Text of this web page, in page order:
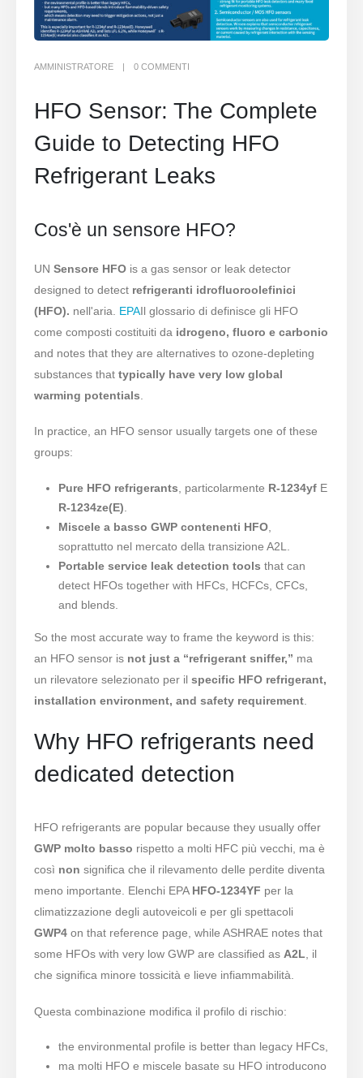
AMMINISTRATORE 0 COMMENTI
HFO Sensor: The Complete
Guide to Detecting HFO
Refrigerant Leaks
Cos'è un sensore HFO?
UNSensore HFO is a gas sensor or leak detector
designed to detect refrigeranti idrofluoroolefinici
(HFO). nell'aria. EPAIl glossario di definisce gli HFO
come composti costituiti da idrogeno, fluoro e carbonio
and notes that they are alternatives to ozone-depleting
substances that typically have very low global
warming potentials
In practice, an HFO sensor usually targets one of these
groups:
Pure HFO refrigerants , particolarmente R-1234yfE
R-1234ze(E)
Miscele a basso GWP contenenti HFO,
soprattutto nel mercato della transizione A2L.
Portable service leak detection tools that can
detect HFOs together with HFCs, HCFCs, CFCs,
and blends.
So the most accurate way to frame the keyword is this:
an HFO sensor is not just a “refrigerant sniffer,” ma
un rilevatore selezionato per ilspecific HFO refrigerant,
installation environment, and safety requirement
Why HFO refrigerants need
dedicated detection
HFO refrigerants are popular because they usually offer
GWP molto basso rispetto a molti HFC più vecchi, ma è
così non significa che il rilevamento delle perdite diventa
meno importante. Elenchi EPA HFO-1234YF per la
climatizzazione degli autoveicoli e per gli spettacoli
GWP4 on that reference page, while ASHRAE notes that
some HFOs with very low GWP are classified as A2L , il
che significa minore tossicità e lieve infiammabilità.
Questa combinazione modifica il profilo di rischio:
the environmental profile is better than legacy HFCs,
ma molti HFO e miscele basate su HFO introducono